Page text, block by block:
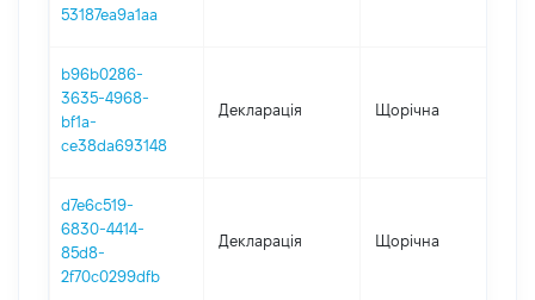
53187ea9a1aa
b96b0286-
3635-4968-
bf1a-
ce38da693148
Декларація Щорічна
d7e6c519-
6830-4414-
85d8-
2f70c0299dfb
Декларація Щорічна